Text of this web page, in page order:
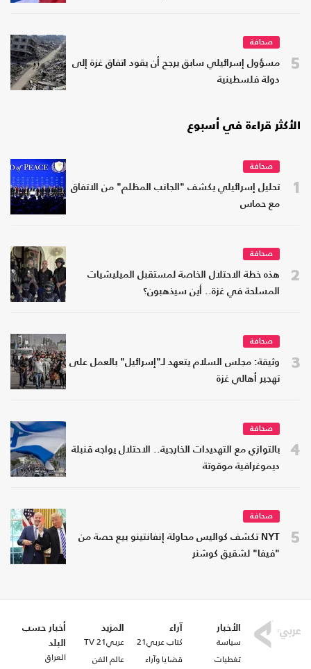
5
صحافة
مسؤول إسرائيلي سابق يرجح أن يقود اتفاق غزة إلى
دولة فلسطينية
الأكثر قراءة في أسبوع
1
صحافة
تحليل إسرائيلي يكشف "الجانب المظلم" من الاتفاق
مع حماس
2
صحافة
هذه خطة الاحتلال الخاصة لمستقبل الميليشيات
المسلحة في غزة.. أين سيذهبون؟
3
صحافة
وثيقة: مجلس السلام يتعهد لـ"إسرائيل" بالعمل على
تهجير أهالي غزة
4
صحافة
بالتوازي مع التهديدات الخارجية.. الاحتلال يواجه قنبلة
ديموغرافية موقوتة
5
صحافة
NYT تكشف كواليس محاولة إنفانتينو بيع حصة من
"فيفا" لشقيق كوشنر
الأخبار
سياسة
تغطيات
آراء
كتاب عربي21
قضايا وآراء
المزيد
عربي21 TV
عالم الفن
أخبار حسب
البلد
العراق